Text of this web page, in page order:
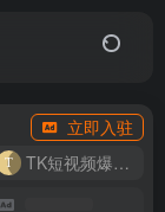
立即入驻
TK短视频爆款复刻